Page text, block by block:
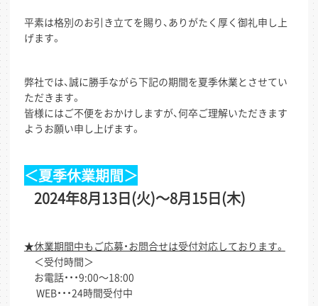
平素は格別のお引き立てを賜り、ありがたく厚く御礼申し上
げます。
弊社では、誠に勝手ながら下記の期間を夏季休業とさせてい
ただきます。
皆様にはご不便をおかけしますが、何卒ご理解いただきます
ようお願い申し上げます。
＜夏季休業期間＞
2024年8月13日(火)～8月15日(木)
★休業期間中もご応募・お問合せは受付対応しております。
＜受付時間＞
お電話・・・9:00～18:00
WEB・・・24時間受付中